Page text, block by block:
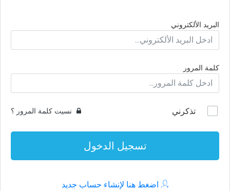
البريد الألكتروني
كلمة المرور
تذكرني نسيت كلمة المرور ؟
تسجيل الدخول
اضغط هنا لإنشاء حساب جديد